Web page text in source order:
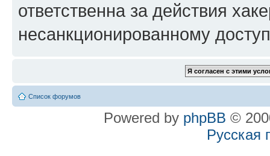
ответственна за действия
несанкционированному
Список форумов
Powered by phpBB ©
Русская